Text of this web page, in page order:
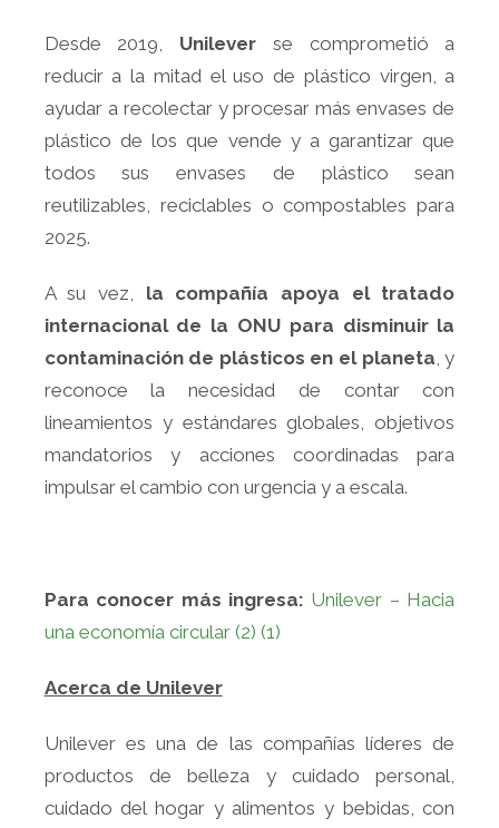
Desde 2019, Unilever se comprometió a
reducir a la mitad el uso de plástico virgen, a
ayudar a recolectar y procesar más envases de
plástico de los que vende y a garantizar que
todos sus envases de plástico sean
reutilizables, reciclables o compostables para
2025.
A su vez, la compañía apoya el tratado
internacional de la ONU para disminuir la
contaminación de plásticos en el planeta, y
reconoce la necesidad de contar con
lineamientos y estándares globales, objetivos
mandatorios y acciones coordinadas para
impulsar el cambio con urgencia y a escala.
Para conocer más ingresa: Unilever – Hacia
una economía circular (2) (1)
Acerca de Unilever
Unilever es una de las compañías líderes de
productos de belleza y cuidado personal,
cuidado del hogar y alimentos y bebidas, con